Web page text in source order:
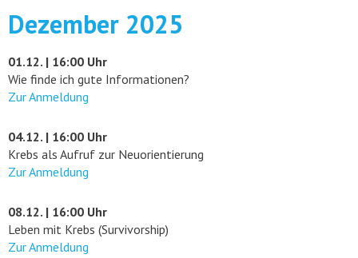
Dezember 2025
01.12. | 16:00 Uhr
Wie finde ich gute Informationen?
Zur Anmeldung
04.12. | 16:00 Uhr
Krebs als Aufruf zur Neuorientierung
Zur Anmeldung
08.12. | 16:00 Uhr
Leben mit Krebs (Survivorship)
Zur Anmeldung